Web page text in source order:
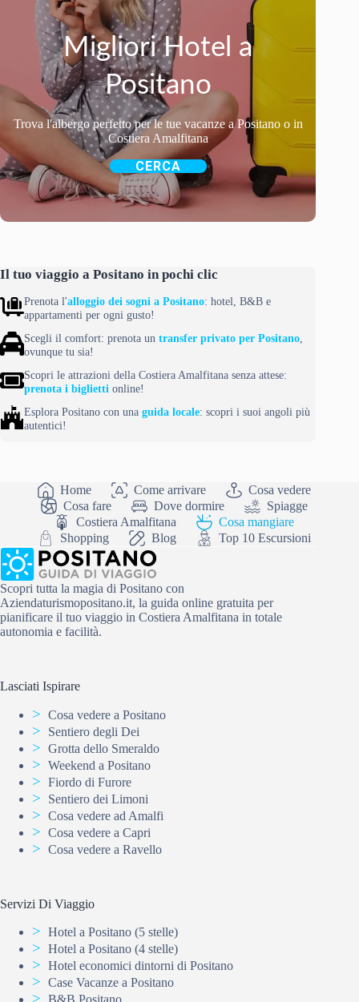
Migliori Hotel a
Positano
Trova l'albergo perfetto per le tue vacanze a Positano o in
Costiera Amalfitana
CERCA
Il tuo viaggio a Positano in pochi clic
Prenota l'alloggio dei sogni a Positano: hotel, B&B e
appartamenti per ogni gusto!
Scegli il comfort: prenota un transfer privato per Positano
ovunque tu sia!
Scopri le attrazioni della Costiera Amalfitana senza attese:
prenota i biglietti online!
Esplora Positano con una guida locale: scopri i suoi angoli più
autentici!
Home Come arrivare
Cosa vedere
Cosa fare
Dove dormire
Spiagge
Costiera Amalfitana
Cosa mangiare
Shopping
Blog Top 10 Escursioni
Scopri tutta la magia di Positano con
Aziendaturismopositano.it, la guida online gratuita per
pianificare il tuo viaggio in Costiera Amalfitana in totale
autonomia e facilità.
Lasciati Ispirare
Cosa vedere a Positano
Sentiero degli Dei
Grotta dello Smeraldo
Weekend a Positano
Fiordo di Furore
Sentiero dei Limoni
Cosa vedere ad Amalfi
Cosa vedere a Capri
Cosa vedere a Ravello
Servizi Di Viaggio
Hotel a Positano (5 stelle)
Hotel a Positano (4 stelle)
Hotel economici dintorni di Positano
Case Vacanze a Positano